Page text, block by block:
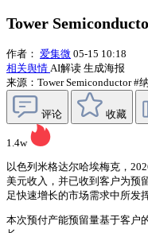
Tower
作者： 爱集微 05-15 10:18
相关舆情 AI解读 生成海报
来源：Tower Semiconductor #
评论 收藏
1.4w
以色列米格达尔哈埃梅克，
美元收入，并已收到客户为预
足快速增长的市场需求中所发
本次预付产能预留量基于客户